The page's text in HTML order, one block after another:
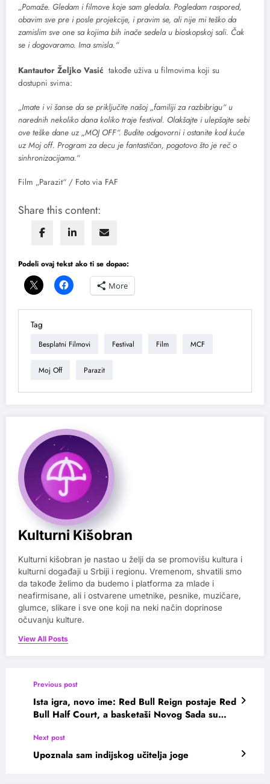
„Pomaže. Gledam i filmove koje sam gledala. Pogledam raspored,
obavim sve pre i posle projekcije, i pravim se, ali nije mi teško da
zamislim sve one sa kojima bih inače sedela u bioskopskoj sali. Čak
se i dogovaramo. Ima smisla.“
Kantautor Željko Vasić takođe uživa u filmovima koji su
dostupni svima:
„Imate i vi šanse da se priključite našoj „familiji za razbibrigu“ u
narednih nekoliko dana koliko traje festival. Olakšajte i ulepšajte sebi
ove teške dane uz „MOJ OFF“. Budite odgovorni i ostanite kod kuće
uz Moj off. Program za decu je fantastičan, pogotovo što je reč o
sinhronizacijama.“
Film „Parazit“ / Foto via FAF
Share this content:
Podeli ovaj tekst ako ti se dopao:
More
Tag
Besplatni Filmovi Festival Film MCF
Moj Off Parazit
Kulturni Kišobran
Kulturni kišobran je nastao u želji da se promovišu kultura i
kulturni događaji u Srbiji i regionu. Vremenom, shvatili smo
da takođe želimo da budemo i platforma za mlade i
neafirmisane, ali i ostvarene umetnike, pesnike, muzičare,
glumce, slikare i sve one koji na neki način doprinose
očuvanju kulture.
View All Posts
Previous post
Ista igra, novo ime: Red Bull Reign postaje Red
Bull Half Court, a basketaši Novog Sada su
Next post
Upoznala sam indijskog učitelja joge